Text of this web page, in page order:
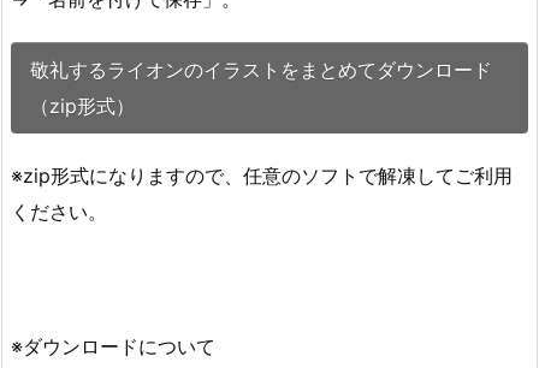
敬礼するライオンのイラストをまとめてダウンロード
（zip形式）
※zip形式になりますので、任意のソフトで解凍してご利用
ください。
※ダウンロードについて